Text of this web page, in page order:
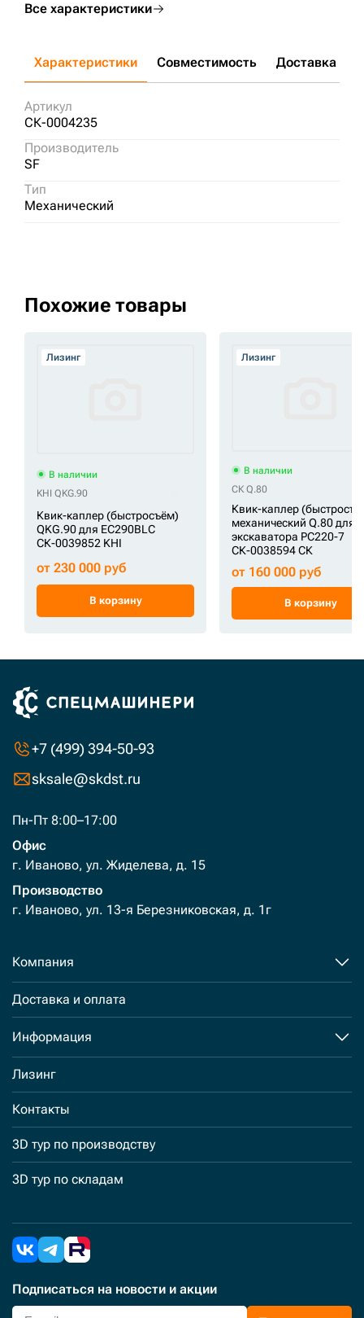
Все характеристики
Характеристики Совместимость Доставка и
Артикул
СК-0004235
Производитель
SF
Тип
Механический
Похожие товары
Лизинг
В наличии
KHI QKG.90
Квик-каплер (быстросъём)
QKG.90 для EC290BLC
СК-0039852 KHI
от 230 000 руб
В корзину
Лизинг
В наличии
СК Q.80
Квик-каплер
механический Q.80 для
экскаватора PC220-7
СК-0038594 СК
от 160 000 руб
В корзину
+7 (499) 394-50-93
sksale@skdst.ru
Пн-Пт 8:00–17:00
Офис
г. Иваново, ул. Жиделева, д. 15
Производство
г. Иваново, ул. 13-я Березниковская, д. 1г
Компания
Доставка и оплата
Информация
Лизинг
Контакты
3D тур по производству
3D тур по складам
Подписаться на новости и акции